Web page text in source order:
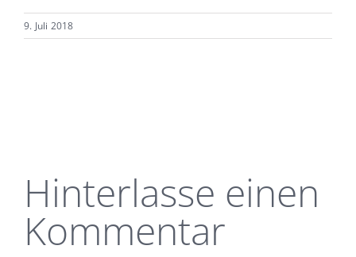
9. Juli 2018
Hinterlasse einen
Kommentar